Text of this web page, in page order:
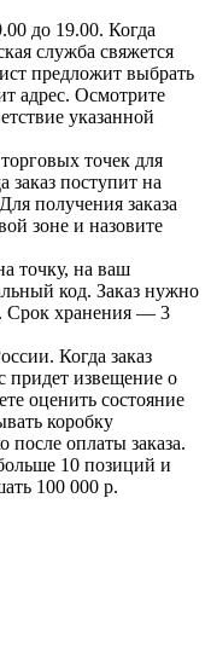
до 19.00. Когда
служба свяжется
предложит выбрать
адрес. Осмотрите
указанной
точек для
заказ поступит на
получения заказа
зоне и назовите
точку, на ваш
код. Заказ нужно
Срок хранения — 3
Когда заказ
придет извещение о
оценить состояние
коробку
после оплаты заказа.
10 позиций и
100 000 р.